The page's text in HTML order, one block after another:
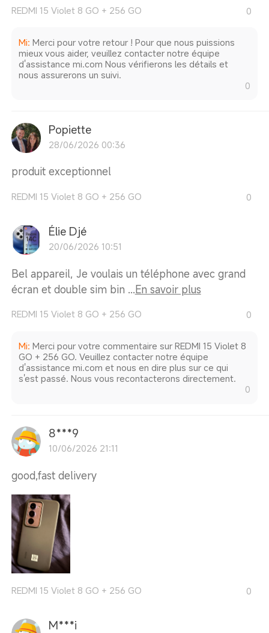
REDMI 15 Violet 8 GO + 256 GO 0
Mi: Merci pour votre retour ! Pour que nous puissions
mieux vous aider, veuillez contacter notre équipe
d'assistance mi.com Nous vérifierons les détails et
nous assurerons un suivi.
0
Popiette
28/06/2026 00:36
produit exceptionnel
REDMI 15 Violet 8 GO + 256 GO 0
Élie Djé
20/06/2026 10:51
Bel appareil, Je voulais un téléphone avec grand
écran et double sim bin ...En savoir plus
REDMI 15 Violet 8 GO + 256 GO 0
Mi: Merci pour votre commentaire sur REDMI 15 Violet 8
GO + 256 GO. Veuillez contacter notre équipe
d'assistance mi.com et nous en dire plus sur ce qui
s'est passé. Nous vous recontacterons directement.
0
8***9
10/06/2026 21:11
good,fast delivery
REDMI 15 Violet 8 GO + 256 GO 0
M***i